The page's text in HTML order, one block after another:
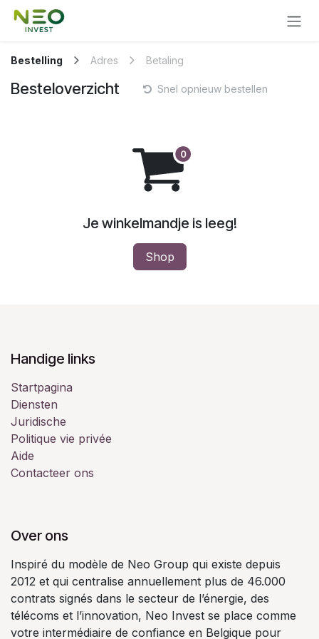
Overslaan naar inhoud
Bestelling Adres Betaling
Besteloverzicht Snel opnieuw bestellen
Je winkelmandje is leeg!
Shop
Handige links
Startpagina
Diensten
Juridische
Politique vie privée
Aide
Contacteer ons
Over ons
Inspiré du modèle de Neo Group qui existe depuis
2012 et qui centralise annuellement plus de 46.000
contrats signés dans le secteur de l’énergie, des
télécoms et l’innovation, Neo Invest se place comme
votre intermédiaire de confiance en Belgique pour